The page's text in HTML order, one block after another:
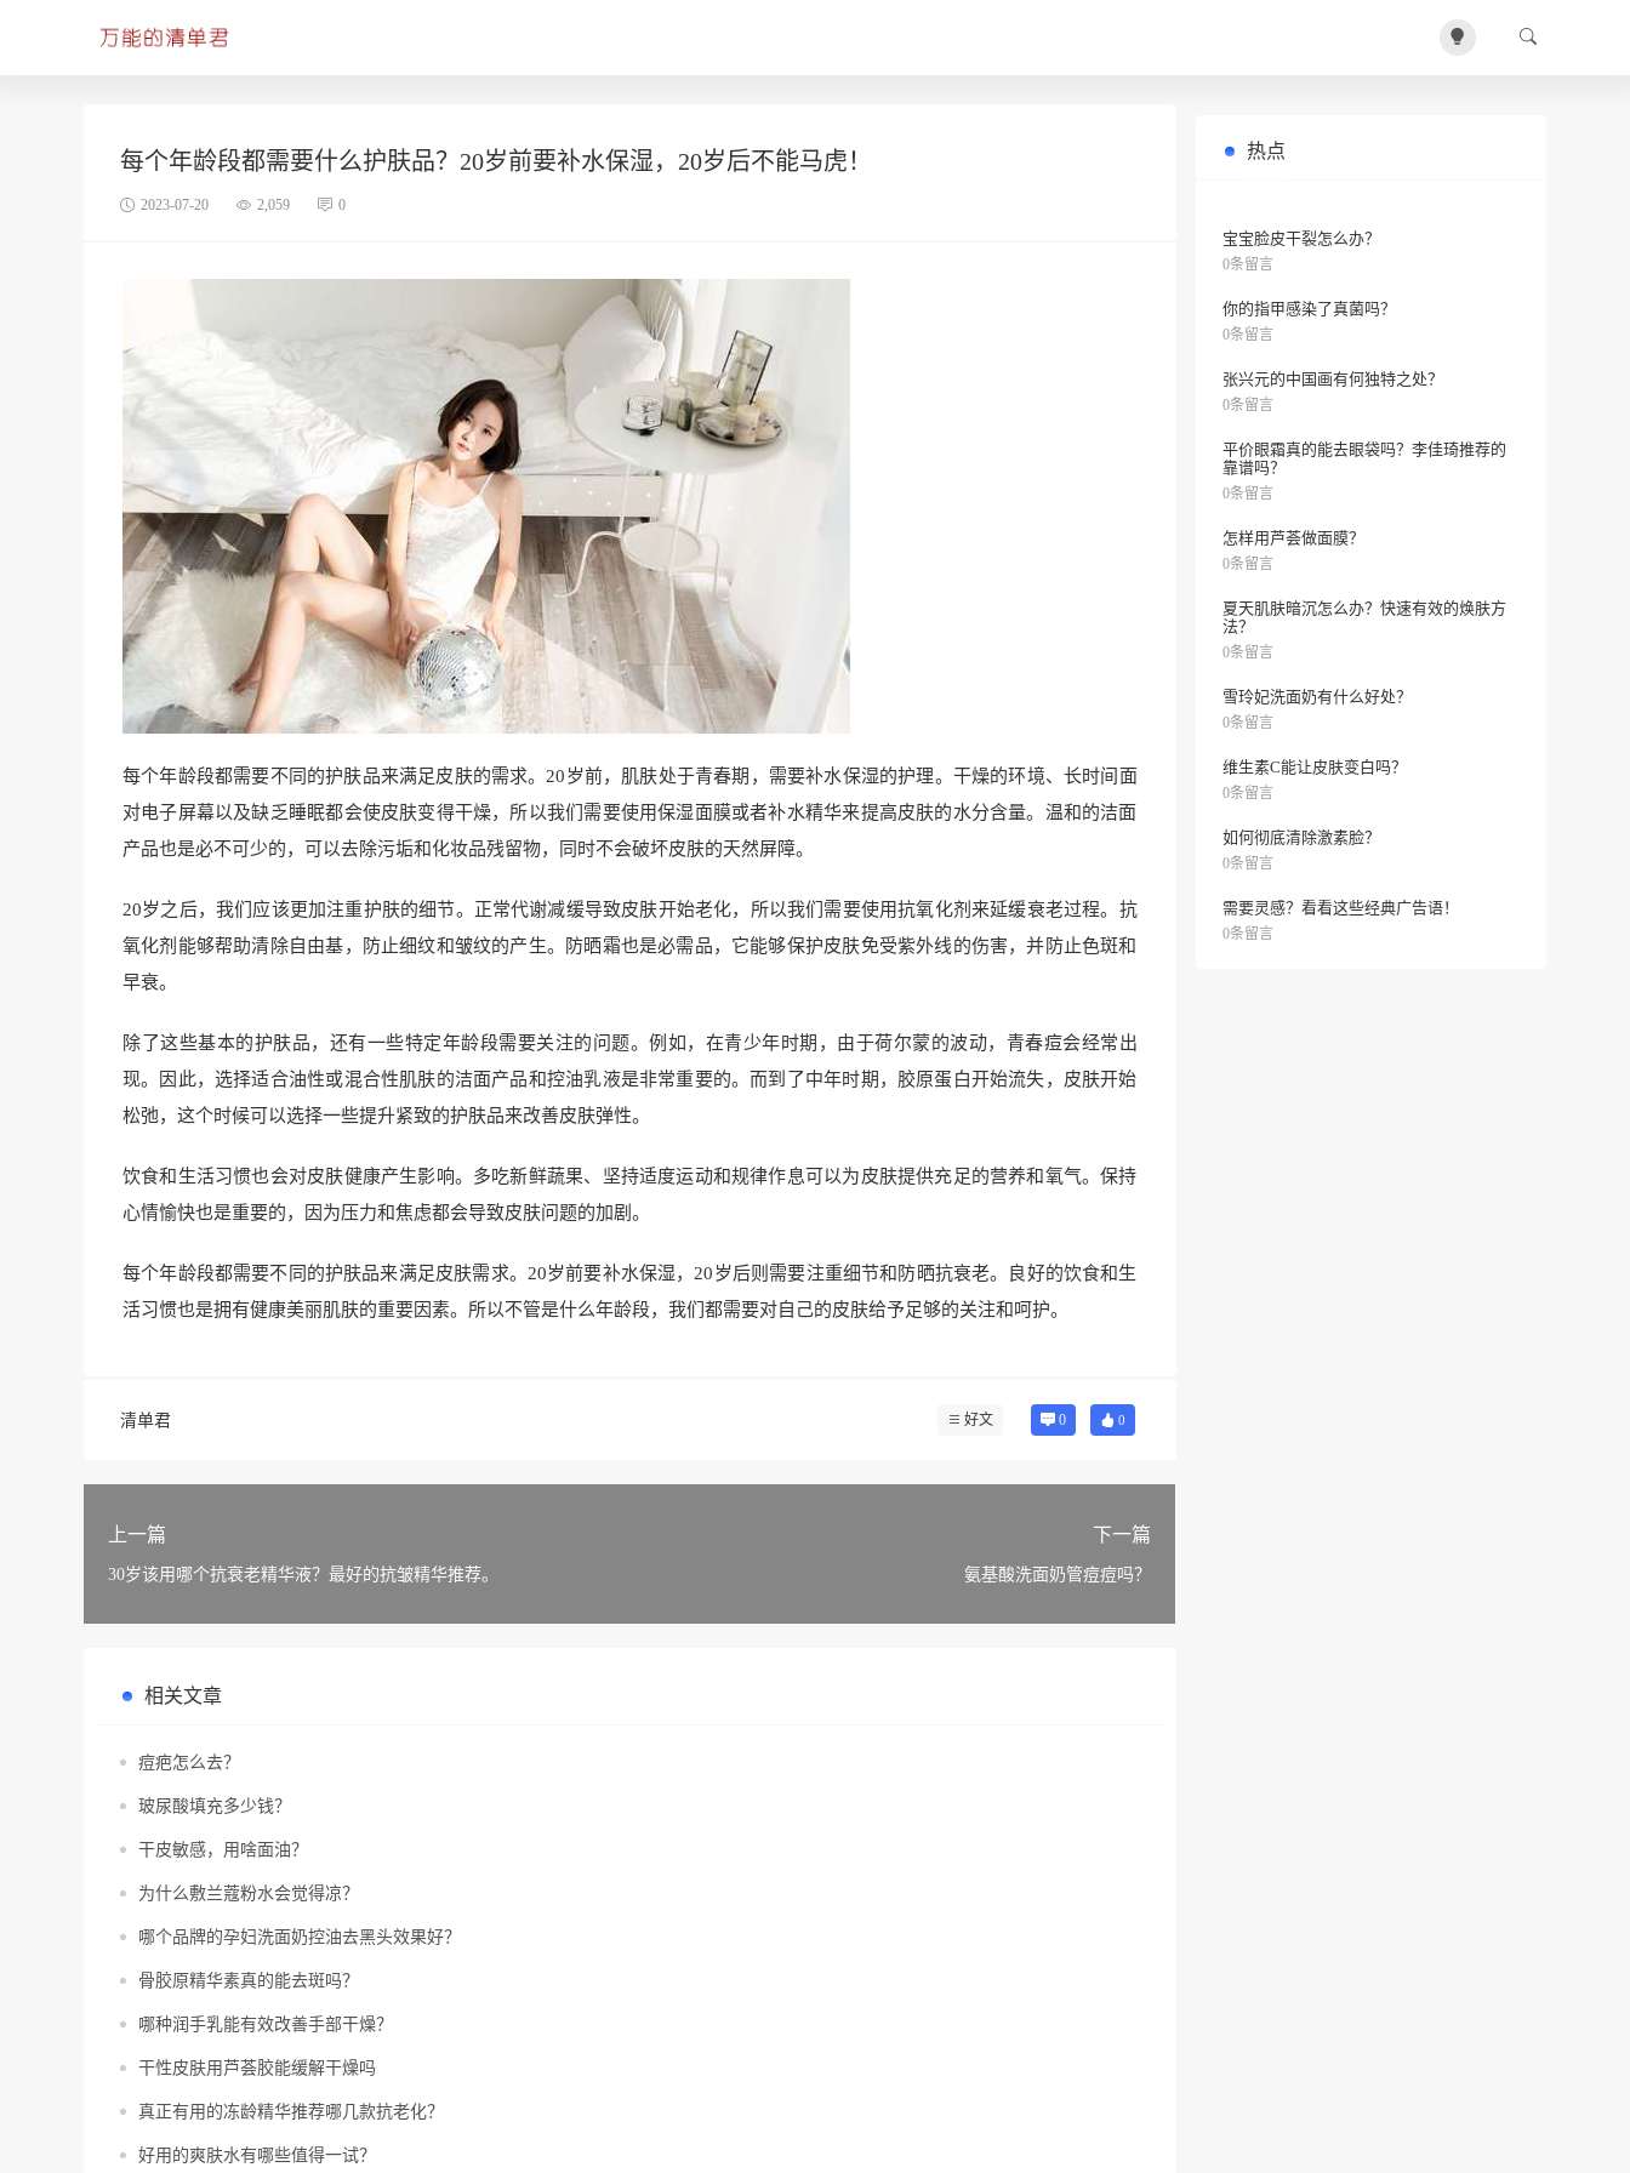
每个年龄段都需要什么护肤品？20岁前要补水保湿，20岁后不能马虎！
2023-07-20 2,059 0
每个年龄段都需要不同的护肤品来满足皮肤的需求。20岁前，肌肤处于青春期，需要补水保湿的护理。干燥的环境、长时间面
对电子屏幕以及缺乏睡眠都会使皮肤变得干燥，所以我们需要使用保湿面膜或者补水精华来提高皮肤的水分含量。温和的洁面
产品也是必不可少的，可以去除污垢和化妆品残留物，同时不会破坏皮肤的天然屏障。
20岁之后，我们应该更加注重护肤的细节。正常代谢减缓导致皮肤开始老化，所以我们需要使用抗氧化剂来延缓衰老过程。抗
氧化剂能够帮助清除自由基，防止细纹和皱纹的产生。防晒霜也是必需品，它能够保护皮肤免受紫外线的伤害，并防止色斑和
早衰。
除了这些基本的护肤品，还有一些特定年龄段需要关注的问题。例如，在青少年时期，由于荷尔蒙的波动，青春痘会经常出
现。因此，选择适合油性或混合性肌肤的洁面产品和控油乳液是非常重要的。而到了中年时期，胶原蛋白开始流失，皮肤开始
松弛，这个时候可以选择一些提升紧致的护肤品来改善皮肤弹性。
饮食和生活习惯也会对皮肤健康产生影响。多吃新鲜蔬果、坚持适度运动和规律作息可以为皮肤提供充足的营养和氧气。保持
心情愉快也是重要的，因为压力和焦虑都会导致皮肤问题的加剧。
每个年龄段都需要不同的护肤品来满足皮肤需求。20岁前要补水保湿，20岁后则需要注重细节和防晒抗衰老。良好的饮食和生
活习惯也是拥有健康美丽肌肤的重要因素。所以不管是什么年龄段，我们都需要对自己的皮肤给予足够的关注和呵护。
清单君 好文 0 0
上一篇
30岁该用哪个抗衰老精华液？最好的抗皱精华推荐。
下一篇
氨基酸洗面奶管痘痘吗？
相关文章
痘疤怎么去？
玻尿酸填充多少钱？
干皮敏感，用啥面油？
为什么敷兰蔻粉水会觉得凉？
哪个品牌的孕妇洗面奶控油去黑头效果好？
骨胶原精华素真的能去斑吗？
哪种润手乳能有效改善手部干燥？
干性皮肤用芦荟胶能缓解干燥吗
真正有用的冻龄精华推荐哪几款抗老化？
好用的爽肤水有哪些值得一试？
热点
宝宝脸皮干裂怎么办？
0条留言
你的指甲感染了真菌吗？
0条留言
张兴元的中国画有何独特之处？
0条留言
平价眼霜真的能去眼袋吗？李佳琦推荐的
靠谱吗？
0条留言
怎样用芦荟做面膜？
0条留言
夏天肌肤暗沉怎么办？快速有效的焕肤方
法？
0条留言
雪玲妃洗面奶有什么好处？
0条留言
维生素C能让皮肤变白吗？
0条留言
如何彻底清除激素脸？
0条留言
需要灵感？看看这些经典广告语！
0条留言